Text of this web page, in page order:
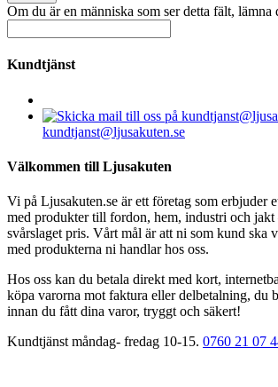
Om du är en människa som ser detta fält, lämna
Kundtjänst
kundtjanst@ljusakuten.se
Välkommen till Ljusakuten
Vi på Ljusakuten.se är ett företag som erbjuder
med produkter till fordon, hem, industri och
svårslaget pris. Vårt mål är att ni som kund ska
med produkterna ni handlar hos oss.
Hos oss kan du betala direkt med kort,
köpa varorna mot faktura eller delbetalning, du
innan du fått dina varor, tryggt och säkert!
Kundtjänst måndag- fredag 10-15. 0760 21 07